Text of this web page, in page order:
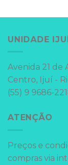
UNIDADE
Avenida 21 de
Centro, Ijuí -
(55) 9 9686-
ATENÇÃO
Preços e
compras via